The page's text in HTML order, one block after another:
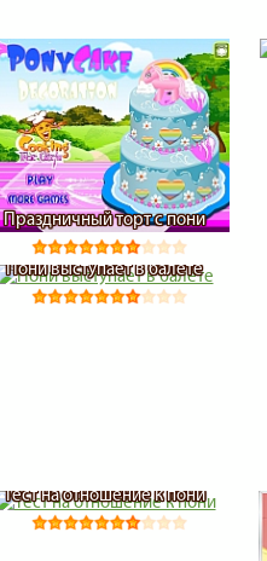
Праздничный торт с пони
Пони выступает в балете
Тест на отношение к пони